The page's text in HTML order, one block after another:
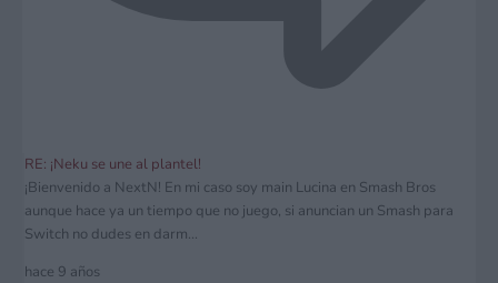
RE: ¡Neku se une al plantel!
¡Bienvenido a NextN! En mi caso soy main Lucina en Smash Bros
aunque hace ya un tiempo que no juego, si anuncian un Smash para
Switch no dudes en darm...
hace 9 años